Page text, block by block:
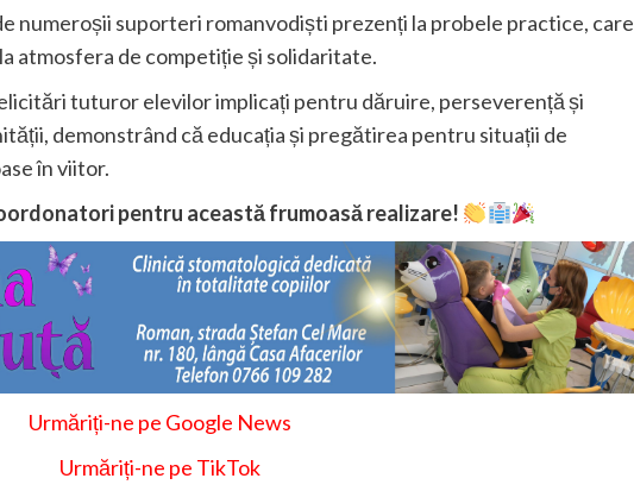
numeroșii suporteri romanvodiști prezenți la probele practice, care
atmosfera de competiție și solidaritate.
tuturor elevilor implicați pentru dăruire, perseverență și
demonstrând că educația și pregătirea pentru situații de
în viitor.
pentru această frumoasă realizare!
Urmăriți-ne pe Google News
Urmăriți-ne pe TikTok